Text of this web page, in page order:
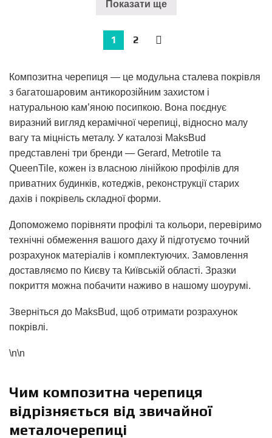
Показати ще
1 2 →
Композитна черепиця — це модульна сталева покрівля
з багатошаровим антикорозійним захистом і
натуральною кам’яною посипкою. Вона поєднує
виразний вигляд керамічної черепиці, відносно малу
вагу та міцність металу. У каталозі MaksBud
представлені три бренди — Gerard, Metrotile та
QueenTile, кожен із власною лінійкою профілів для
приватних будинків, котеджів, реконструкції старих
дахів і покрівель складної форми.
Допоможемо порівняти профілі та кольори, перевіримо
технічні обмеження вашого даху й підготуємо точний
розрахунок матеріалів і комплектуючих. Замовлення
доставляємо по Києву та Київській області. Зразки
покриття можна побачити наживо в нашому шоурумі.
Зверніться до MaksBud, щоб отримати розрахунок
покрівлі.
\n\n
Чим композитна черепиця
відрізняється від звичайної
металочерепиці